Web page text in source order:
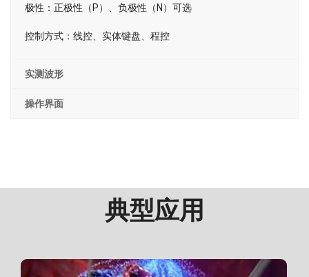
极性：正极性（P）、负极性（N）可选
控制方式：线控、实体键盘、程控
实测波形
操作界面
典型应用